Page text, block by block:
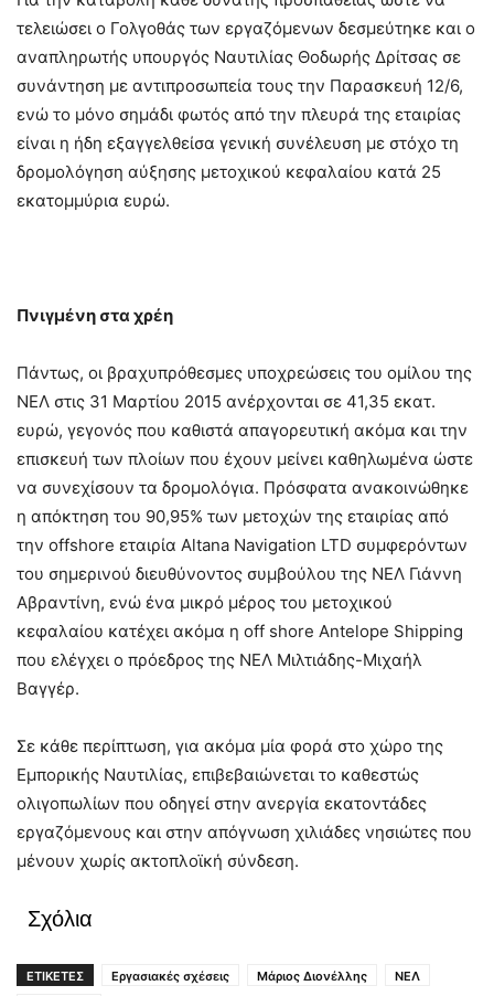
τελειώσει ο Γολγοθάς των εργαζόμενων δεσμεύτηκε και ο
αναπληρωτής υπουργός Ναυτιλίας Θοδωρής Δρίτσας σε
συνάντηση με αντιπροσωπεία τους την Παρασκευή 12/6,
ενώ το μόνο σημάδι φωτός από την πλευρά της εταιρίας
είναι η ήδη εξαγγελθείσα γενική συνέλευση με στόχο τη
δρομολόγηση αύξησης μετοχικού κεφαλαίου κατά 25
εκατομμύρια ευρώ.
Πνιγμένη στα χρέη
Πάντως, οι βραχυπρόθεσμες υποχρεώσεις του ομίλου της
ΝΕΛ στις 31 Μαρτίου 2015 ανέρχονται σε 41,35 εκατ.
ευρώ, γεγονός που καθιστά απαγορευτική ακόμα και την
επισκευή των πλοίων που έχουν μείνει καθηλωμένα ώστε
να συνεχίσουν τα δρομολόγια. Πρόσφατα ανακοινώθηκε
η απόκτηση του 90,95% των μετοχών της εταιρίας από
την offshore εταιρία Altana Navigation LTD συμφερόντων
του σημερινού διευθύνοντος συμβούλου της ΝΕΛ Γιάννη
Αβραντίνη, ενώ ένα μικρό μέρος του μετοχικού
κεφαλαίου κατέχει ακόμα η off shore Antelope Shipping
που ελέγχει ο πρόεδρος της ΝΕΛ Μιλτιάδης-Μιχαήλ
Βαγγέρ.
Σε κάθε περίπτωση, για ακόμα μία φορά στο χώρο της
Εμπορικής Ναυτιλίας, επιβεβαιώνεται το καθεστώς
ολιγοπωλίων που οδηγεί στην ανεργία εκατοντάδες
εργαζόμενους και στην απόγνωση χιλιάδες νησιώτες που
μένουν χωρίς ακτοπλοϊκή σύνδεση.
Σχόλια
ΕΤΙΚΕΤΕΣ Εργασιακές σχέσεις Μάριος Διονέλλης
ΝΕΛ